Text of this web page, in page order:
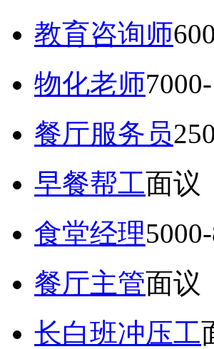
教育咨询师
物化老师
餐厅服务员
早餐帮工面议
食堂经理
餐厅主管面议
长白班冲压工